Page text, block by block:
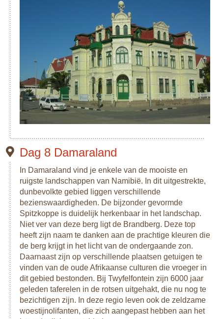
Dag 8 Damaraland
In Damaraland vind je enkele van de mooiste en
ruigste landschappen van Namibië. In dit uitgestrekte,
dunbevolkte gebied liggen verschillende
bezienswaardigheden. De bijzonder gevormde
Spitzkoppe is duidelijk herkenbaar in het landschap.
Niet ver van deze berg ligt de Brandberg. Deze top
heeft zijn naam te danken aan de prachtige kleuren die
de berg krijgt in het licht van de ondergaande zon.
Daarnaast zijn op verschillende plaatsen getuigen te
vinden van de oude Afrikaanse culturen die vroeger in
dit gebied bestonden. Bij Twyfelfontein zijn 6000 jaar
geleden taferelen in de rotsen uitgehakt, die nu nog te
bezichtigen zijn. In deze regio leven ook de zeldzame
woestijnolifanten, die zich aangepast hebben aan het